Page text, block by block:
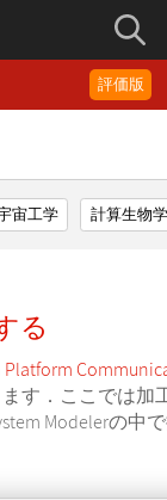
評価版
宙工学 計算生物学
る
Platform
す．ここでは
Modelerの